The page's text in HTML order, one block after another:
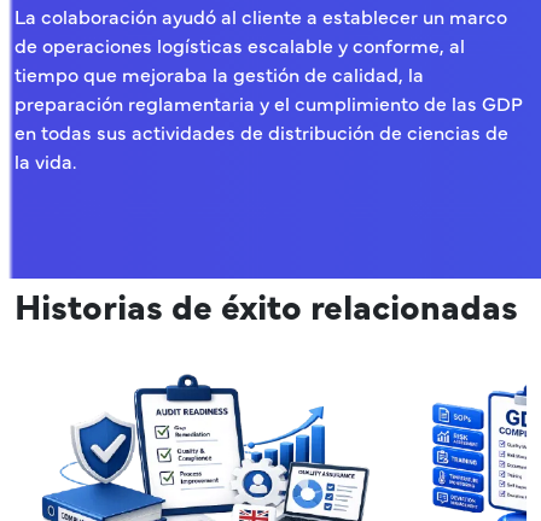
La colaboración ayudó al cliente a establecer un marco
de operaciones logísticas escalable y conforme, al
tiempo que mejoraba la gestión de calidad, la
preparación reglamentaria y el cumplimiento de las GDP
en todas sus actividades de distribución de ciencias de
la vida.
Historias de éxito relacionadas